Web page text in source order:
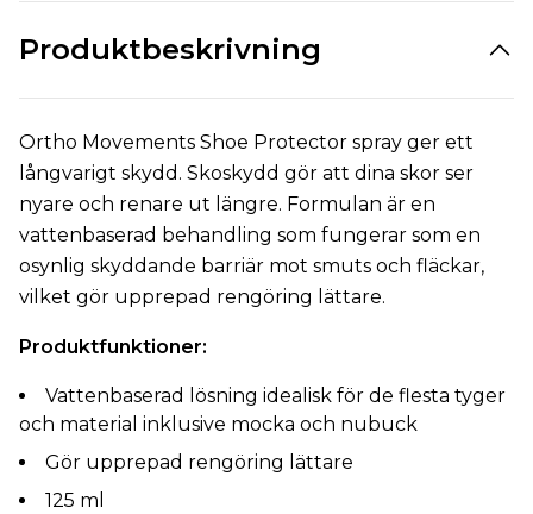
Produktbeskrivning
Ortho Movements Shoe Protector spray ger ett
långvarigt skydd. Skoskydd gör att dina skor ser
nyare och renare ut längre. Formulan är en
vattenbaserad behandling som fungerar som en
osynlig skyddande barriär mot smuts och fläckar,
vilket gör upprepad rengöring lättare.
Produktfunktioner:
Vattenbaserad lösning idealisk för de flesta tyger
och material inklusive mocka och nubuck
Gör upprepad rengöring lättare
125 ml